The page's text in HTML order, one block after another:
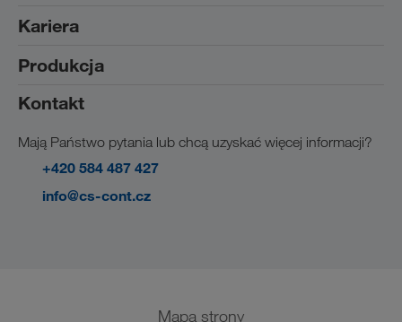
Odpowiedzialność społeczna
Kariera
Praca w firmie CS-CONT
Studenci i absolwenci
Produkcja
Produkcja
Kontakt
Mają Państwo pytania lub chcą uzyskać więcej informacji?
+420 584 487 427
info@cs-cont.cz
Mapa strony